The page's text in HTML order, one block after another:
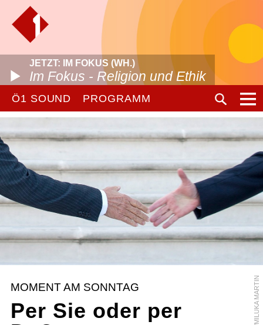
JETZT: IM FOKUS (WH.)
Im Fokus - Religion und Ethik
Ö1 SOUND PROGRAMM
AP/MILUKA MARTIN
MOMENT AM SONNTAG
Per Sie oder per